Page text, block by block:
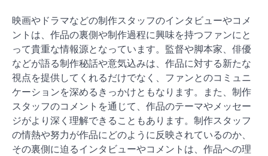
映画やドラマなどの制作スタッフのインタビューやコメ
ントは、作品の裏側や制作過程に興味を持つファンにと
って貴重な情報源となっています。監督や脚本家、俳優
などが語る制作秘話や意気込みは、作品に対する新たな
視点を提供してくれるだけでなく、ファンとのコミュニ
ケーションを深めるきっかけともなります。また、制作
スタッフのコメントを通じて、作品のテーマやメッセー
ジがより深く理解できることもあります。制作スタッフ
の情熱や努力が作品にどのように反映されているのか、
その裏側に迫るインタビューやコメントは、作品への理